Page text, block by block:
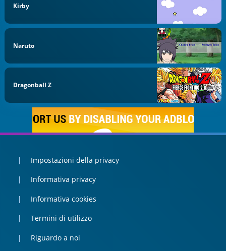
Kirby
Naruto
Dragonball Z
Impostazioni della privacy
Informativa privacy
Informativa cookies
Termini di utilizzo
Riguardo a noi